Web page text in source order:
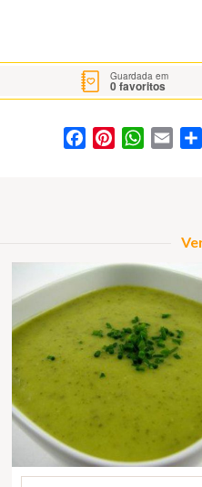
Guardada em
0favoritos
FacebookPinterest